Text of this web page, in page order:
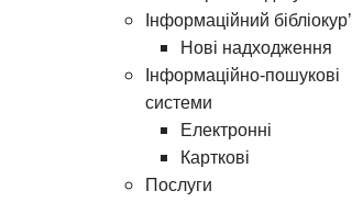
Інформаційний
Нові надходження
Інформаційно-пошукові
системи
Електронні
Карткові
Послуги